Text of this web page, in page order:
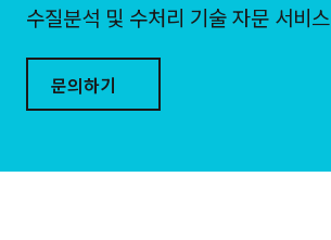
수질분석 및 수처리 기술 자문 서비스
문의하기